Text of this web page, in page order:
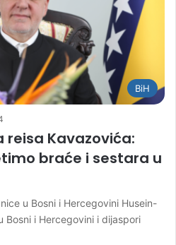
BiH
reisa Kavazovića:
braće i sestara u
u Bosni i Hercegovini Husein-
Bosni i Hercegovini i dijaspori